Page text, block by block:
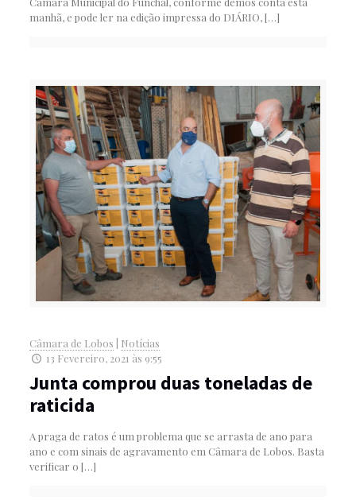
manhã, e pode ler na edição impressa do DIÁRIO,[…]
Câmara de Lobos
Notícias
13 Fevereiro, 2021 às 9:55
Junta comprou duas toneladas de
raticida
A praga de ratos é um problema que se arrasta de ano para
ano e com sinais de agravamento em Câmara de Lobos. Basta
verificar o […]